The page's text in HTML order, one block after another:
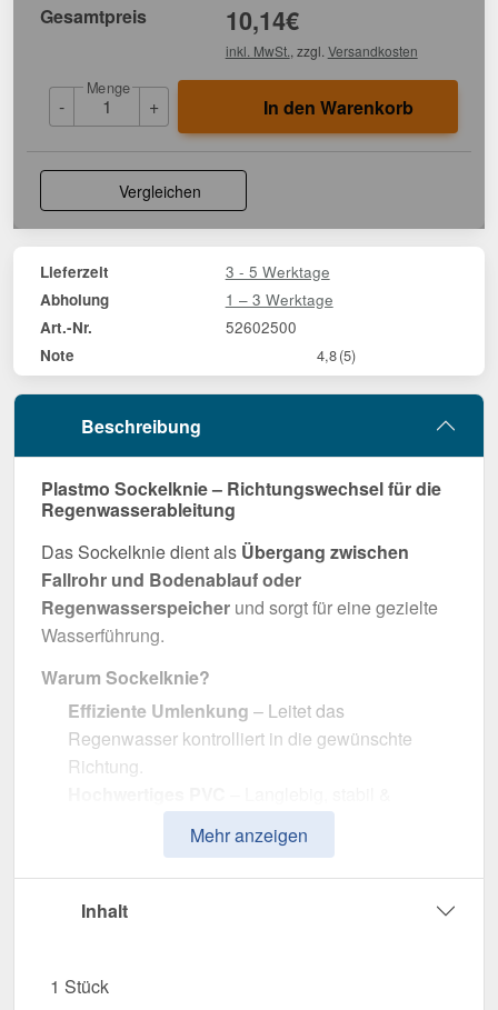
Gesamtpreis
10,14€
inkl. MwSt. , zzgl. Versandkosten
-
Menge
+ In den Warenkorb
Vergleichen
Lieferzeit 3 - 5 Werktage
Abholung 1 – 3 Werktage
Art.-Nr. 52602500
Note 4,8(5)
Beschreibung
Plastmo Sockelknie – Richtungswechsel für die
Regenwasserableitung
Das Sockelknie dient als Übergang zwischen
Fallrohr und Bodenablauf oder
Regenwasserspeicher und sorgt für eine gezielte
Wasserführung.
Warum Sockelknie?
Effiziente Umlenkung – Leitet das
Regenwasser kontrolliert in die gewünschte
Richtung.
Effiziente Wasserableitung– Optimale
Dimension mit 90 mm Durchmesser.
Einfache Montage
Sonneneinstrahlung, Feuchtigkeit & andere
Mehr anzeigen
Inhalt
1 Stück